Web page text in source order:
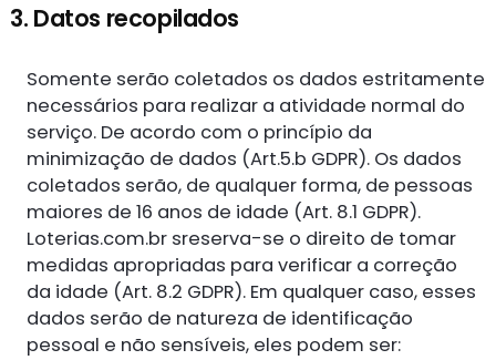
3. Datos recopilados
Somente serão coletados os dados estritamente
necessários para realizar a atividade normal do
serviço. De acordo com o princípio da
minimização de dados (Art.5.b GDPR). Os dados
coletados serão, de qualquer forma, de pessoas
maiores de 16 anos de idade (Art. 8.1 GDPR).
Loterias.com.br sreserva-se o direito de tomar
medidas apropriadas para verificar a correção
da idade (Art. 8.2 GDPR). Em qualquer caso, esses
dados serão de natureza de identificação
pessoal e não sensíveis, eles podem ser: